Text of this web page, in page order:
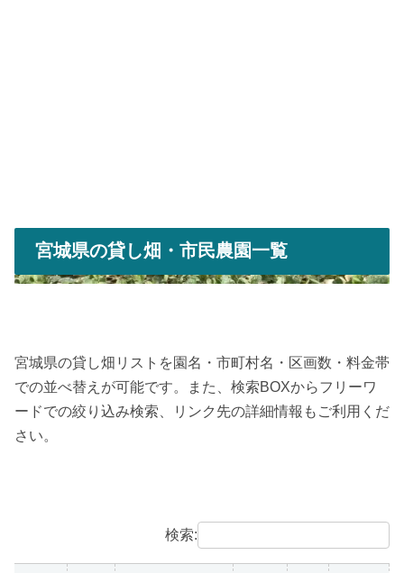
宮城県の貸し畑・市民農園一覧
宮城県の貸し畑リストを園名・市町村名・区画数・料金帯
での並べ替えが可能です。また、検索BOXからフリーワ
ードでの絞り込み検索、リンク先の詳細情報もご利用くだ
さい。
検索: